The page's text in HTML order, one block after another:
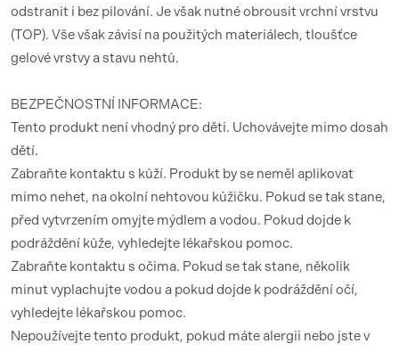
odstranit i bez pilování. Je však nutné obrousit vrchní vrstvu
(TOP). Vše však závisí na použitých materiálech, tloušťce
gelové vrstvy a stavu nehtů.
BEZPEČNOSTNÍ INFORMACE:
Tento produkt není vhodný pro děti. Uchovávejte mimo dosah
dětí.
Zabraňte kontaktu s kůží. Produkt by se neměl aplikovat
mimo nehet, na okolní nehtovou kůžičku. Pokud se tak stane,
před vytvrzením omyjte mýdlem a vodou. Pokud dojde k
podráždění kůže, vyhledejte lékařskou pomoc.
Zabraňte kontaktu s očima. Pokud se tak stane, několik
minut vyplachujte vodou a pokud dojde k podráždění očí,
vyhledejte lékařskou pomoc.
Nepoužívejte tento produkt, pokud máte alergii nebo jste v